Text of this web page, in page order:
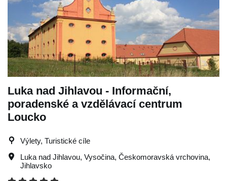
Luka nad Jihlavou - Informační,
poradenské a vzdělávací centrum
Loucko
Výlety, Turistické cíle
Luka nad Jihlavou, Vysočina, Českomoravská vrchovina,
Jihlavsko